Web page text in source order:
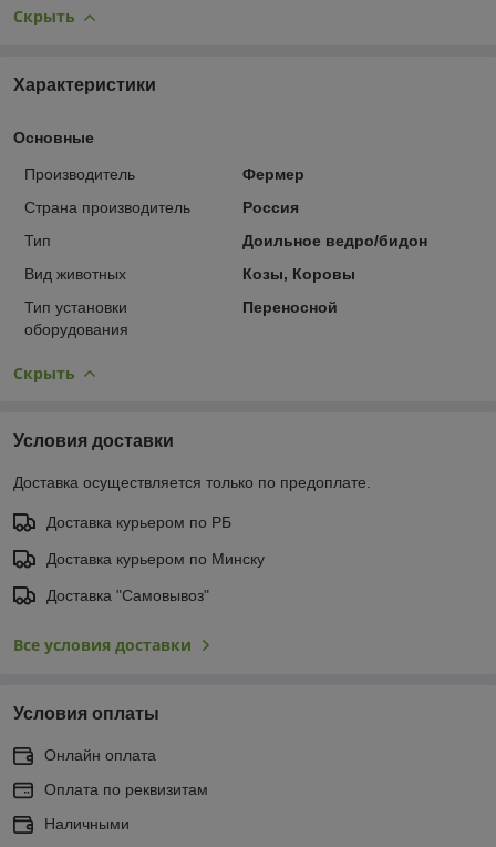
Скрыть
Характеристики
Основные
Производитель
Фермер
Страна производитель
Россия
Тип
Доильное ведро/бидон
Вид животных
Козы, Коровы
Тип установки
оборудования
Переносной
Скрыть
Условия доставки
Доставка осуществляется только по предоплате.
Доставка курьером по РБ
Доставка курьером по Минску
Доставка "Самовывоз"
Все условия доставки
Условия оплаты
Онлайн оплата
Оплата по реквизитам
Наличными